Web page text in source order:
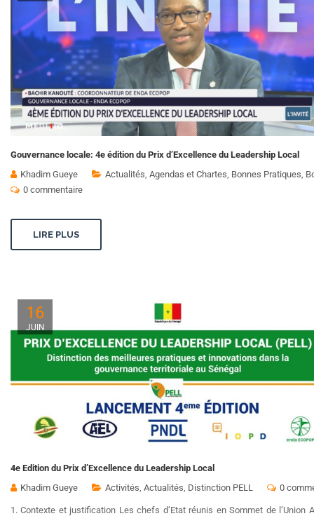
Gouvernance locale: 4e édition du Prix d’Excellence du Leadership Local
Khadim Gueye
Actualités Agendas et Chartes Bonnes Pratiques
0 commentaire
LIRE PLUS
16
JUIN
4e Edition du Prix d’Excellence du Leadership Local
Khadim Gueye
Activités Actualités Distinction PELL 0
1. Contexte et justification Les chefs d’Etat réunis en Sommet de